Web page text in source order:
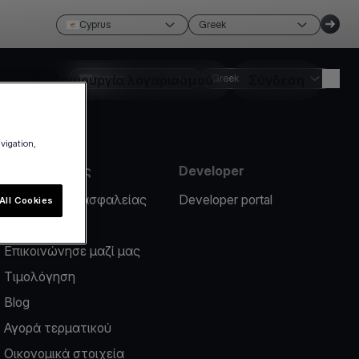
Cyprus Greek
Δημιουργία λογαριασμού
Cyprus Greek
Πληροφορίες
Περιστατικό ασφαλείας
Επικοινώνησε μαζί μας
Τιμολόγηση
Blog
Αγορά τερματικού
Οικονομικά στοιχεία
Developer
Developer portal
Cookies